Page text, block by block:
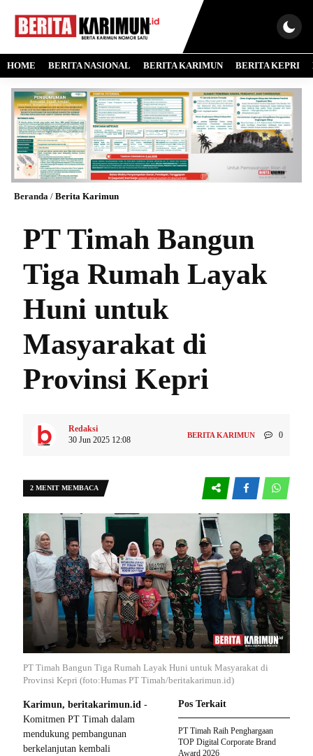
HOME BERITA NASIONAL BERITA KARIMUN BERITA KEPRI
Beranda / Berita Karimun
PT Timah Bangun
Tiga Rumah Layak
Huni untuk
Masyarakat di
Provinsi Kepri
Redaksi
30 Jun 2025 12:08
BERITA KARIMUN 0
2 MENIT MEMBACA
PT Timah Bangun Tiga Rumah Layak Huni untuk Masyarakat di
Provinsi Kepri (foto:Humas PT Timah/beritakarimun.id)
Karimun, beritakarimun.id -
Komitmen PT Timah dalam
mendukung pembangunan
berkelanjutan kembali
Pos Terkait
PT Timah Raih Penghargaan
TOP Digital Corporate Brand
Award 2026